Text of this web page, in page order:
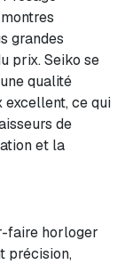
grandes
prix. Seiko se
qualité
ce qui
de
et la
faire horloger
précision,